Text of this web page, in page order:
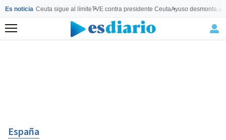
Es noticia Ceuta sigue al límiteTVE contra presidente CeutaAyuso desmonta a
Menú
España